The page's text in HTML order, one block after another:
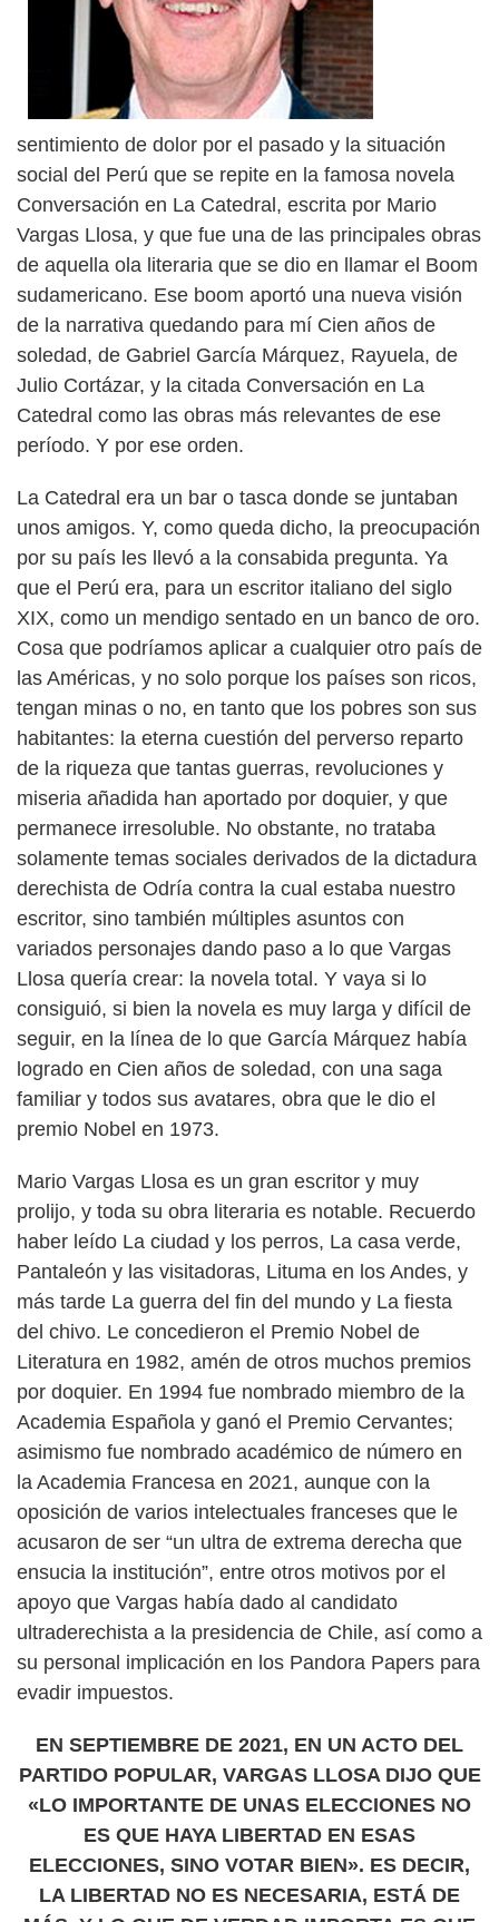
sentimiento de dolor por el pasado y la situación
social del Perú que se repite en la famosa novela
Conversación en La Catedral, escrita por Mario
Vargas Llosa, y que fue una de las principales obras
de aquella ola literaria que se dio en llamar el Boom
sudamericano. Ese boom aportó una nueva visión
de la narrativa quedando para mí Cien años de
soledad, de Gabriel García Márquez, Rayuela, de
Julio Cortázar, y la citada Conversación en La
Catedral como las obras más relevantes de ese
período. Y por ese orden.
La Catedral era un bar o tasca donde se juntaban
unos amigos. Y, como queda dicho, la preocupación
por su país les llevó a la consabida pregunta. Ya
que el Perú era, para un escritor italiano del siglo
XIX, como un mendigo sentado en un banco de oro.
Cosa que podríamos aplicar a cualquier otro país de
las Américas, y no solo porque los países son ricos,
tengan minas o no, en tanto que los pobres son sus
habitantes: la eterna cuestión del perverso reparto
de la riqueza que tantas guerras, revoluciones y
miseria añadida han aportado por doquier, y que
permanece irresoluble. No obstante, no trataba
solamente temas sociales derivados de la dictadura
derechista de Odría contra la cual estaba nuestro
escritor, sino también múltiples asuntos con
variados personajes dando paso a lo que Vargas
Llosa quería crear: la novela total. Y vaya si lo
consiguió, si bien la novela es muy larga y difícil de
seguir, en la línea de lo que García Márquez había
logrado en Cien años de soledad, con una saga
familiar y todos sus avatares, obra que le dio el
premio Nobel en 1973.
Mario Vargas Llosa es un gran escritor y muy
prolijo, y toda su obra literaria es notable. Recuerdo
haber leído La ciudad y los perros, La casa verde,
Pantaleón y las visitadoras, Lituma en los Andes, y
más tarde La guerra del fin del mundo y La fiesta
del chivo. Le concedieron el Premio Nobel de
Literatura en 1982, amén de otros muchos premios
por doquier. En 1994 fue nombrado miembro de la
Academia Española y ganó el Premio Cervantes;
asimismo fue nombrado académico de número en
la Academia Francesa en 2021, aunque con la
oposición de varios intelectuales franceses que le
acusaron de ser “un ultra de extrema derecha que
ensucia la institución”, entre otros motivos por el
apoyo que Vargas había dado al candidato
ultraderechista a la presidencia de Chile, así como a
su personal implicación en los Pandora Papers para
evadir impuestos.
EN SEPTIEMBRE DE 2021, EN UN ACTO DEL
PARTIDO POPULAR, VARGAS LLOSA DIJO QUE
«LO IMPORTANTE DE UNAS ELECCIONES NO
ES QUE HAYA LIBERTAD EN ESAS
ELECCIONES, SINO VOTAR BIEN». ES DECIR,
LA LIBERTAD NO ES NECESARIA, ESTÁ DE